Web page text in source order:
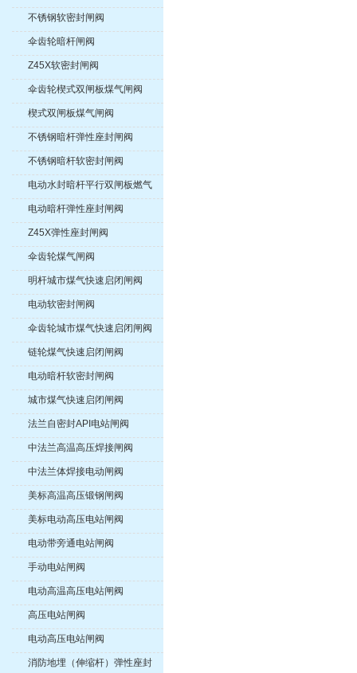
不锈钢软密封闸阀
伞齿轮暗杆闸阀
Z45X软密封闸阀
伞齿轮楔式双闸板煤气闸阀
楔式双闸板煤气闸阀
不锈钢暗杆弹性座封闸阀
不锈钢暗杆软密封闸阀
电动水封暗杆平行双闸板燃气
紧急切断阀
电动暗杆弹性座封闸阀
Z45X弹性座封闸阀
伞齿轮煤气闸阀
明杆城市煤气快速启闭闸阀
电动软密封闸阀
伞齿轮城市煤气快速启闭闸阀
链轮煤气快速启闭闸阀
电动暗杆软密封闸阀
城市煤气快速启闭闸阀
法兰自密封API电站闸阀
中法兰高温高压焊接闸阀
中法兰体焊接电动闸阀
美标高温高压锻钢闸阀
美标电动高压电站闸阀
电动带旁通电站闸阀
手动电站闸阀
电动高温高压电站闸阀
高压电站闸阀
电动高压电站闸阀
消防地埋（伸缩杆）弹性座封